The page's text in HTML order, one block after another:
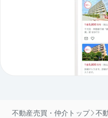
不動産売買・仲介トップ 不